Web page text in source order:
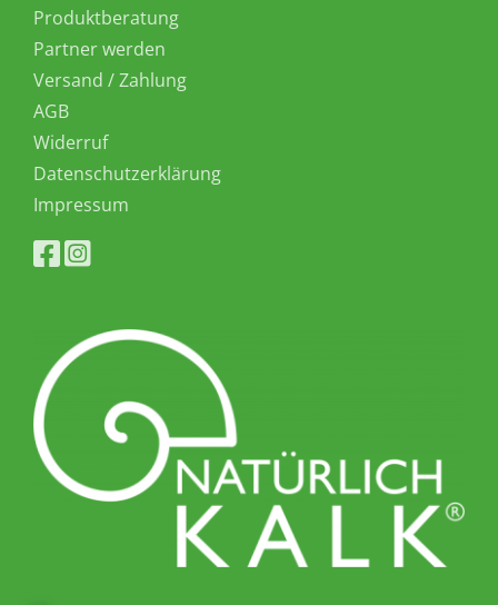
Produktberatung
Partner werden
Versand / Zahlung
AGB
Widerruf
Datenschutzerklärung
Impressum